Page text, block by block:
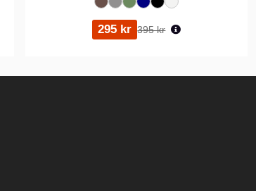
295 kr Ordinarie pris:
395 kr